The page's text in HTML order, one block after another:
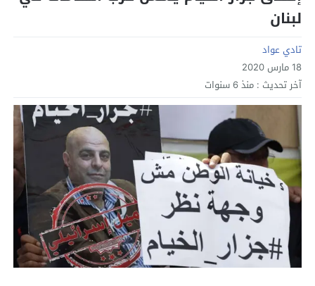
لبنان
تادي عواد
18 مارس 2020
آخر تحديث : منذ 6 سنوات